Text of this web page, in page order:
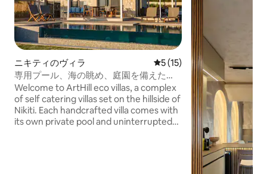
ニキティのヴィラ レビュー15件、5つ星中5つ
5 (15)
専用プール、海の眺め、庭園を備えた
「Villa Menta」
Welcome to ArtHill eco villas, a complex
of self catering villas set on the hillside of
Nikiti. Each handcrafted villa comes with
its own private pool and uninterrupted